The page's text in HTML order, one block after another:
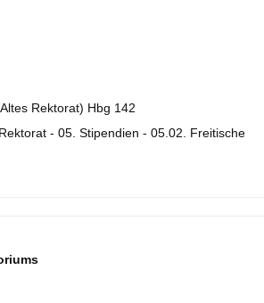
Rektorat) Hbg 142
- 05. Stipendien - 05.02. Freitische